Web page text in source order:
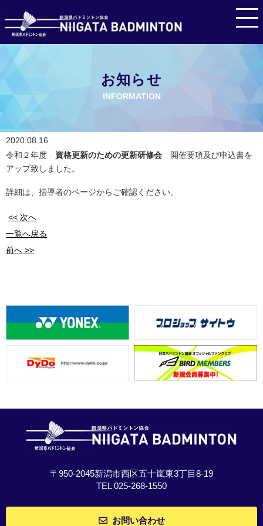
お知らせ
INFORMATION
2020.08.16
令和２年度 資格更新のための更新研修会
開催要項及び申込書を
アップ致しました。
詳細は、指導者のページからご確認ください。
<< 次へ
一覧へ戻る
前へ >>
〒950-2045新潟市西区五十嵐東3丁目8-19
TEL 025-268-1550
お問い合わせ